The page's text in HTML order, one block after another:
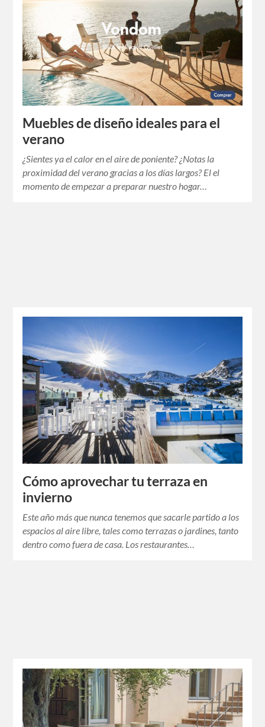
Muebles de diseño ideales para el
verano
¿Sientes ya el calor en el aire de poniente? ¿Notas la
proximidad del verano gracias a los días largos? El el
momento de empezar a preparar nuestro hogar…
Cómo aprovechar tu terraza en
invierno
Este año más que nunca tenemos que sacarle partido a los
espacios al aire libre, tales como terrazas o jardines, tanto
dentro como fuera de casa. Los restaurantes…